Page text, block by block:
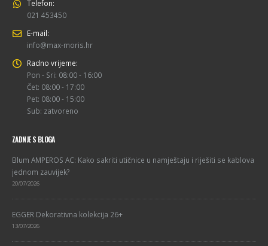
Telefon:
021 453450
E-mail:
info@max-moris.hr
Radno vrijeme:
Pon - Sri: 08:00 - 16:00
Čet: 08:00 - 17:00
Pet: 08:00 - 15:00
Sub: zatvoreno
ZADNJE S BLOGA
Blum AMPEROS AC: Kako sakriti utičnice u namještaju i riješiti se kablova
jednom zauvijek?
20/07/2026
EGGER Dekorativna kolekcija 26+
13/07/2026